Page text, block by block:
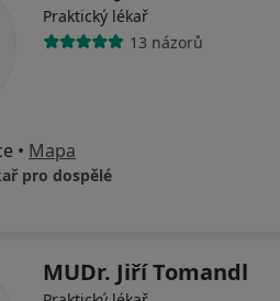
Praktický lékař
13 názorů
• Mapa
pro dospělé
MUDr. Jiří Tomandl